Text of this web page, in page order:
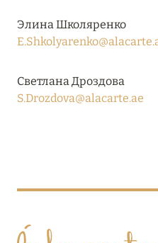
Подробнее
27 сентября 2024
RIXOS PREMIUM
ВЫГОДНАЯ
Элина Школяренко
Светлана Дроздова
S.Drozdova@alacarte.ae